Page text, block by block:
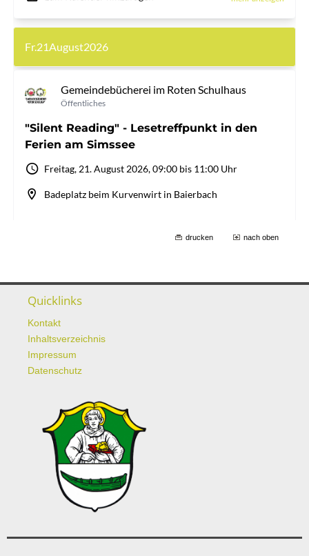
drucken nach oben
Quicklinks
Kontakt
Inhaltsverzeichnis
Impressum
Datenschutz